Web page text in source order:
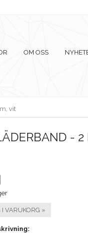
OM OSS
vit
- 2
I VARUKORG »